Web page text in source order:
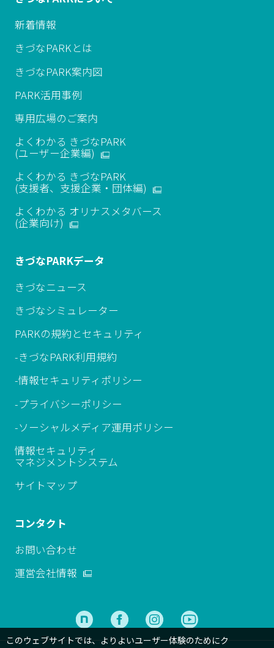
新着情報
きづなPARKとは
きづなPARK案内図
PARK活用事例
専用広場のご案内
よくわかる きづなPARK
(ユーザー企業編)
よくわかる きづなPARK
(支援者、支援企業・団体編)
よくわかる オリナスメタバース
​(企業向け)
きづなPARKデータ
きづなニュース
きづなシミュレーター
PARKの規約とセキュリティ
-きづなPARK利用規約
-情報セキュリティポリシー
-プライバシーポリシー
-ソーシャルメディア運用ポリシー
情報セキュリティ
マネジメントシステム
サイトマップ
コンタクト
お問い合わせ
運営会社情報
このウェブサイトでは、よりよいユーザー体験のためにク